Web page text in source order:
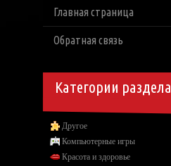
Главная страница
Обратная связь
Категории раздела
Другое
Компьютерные игры
Красота и здоровье